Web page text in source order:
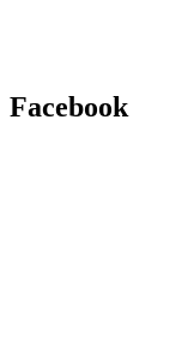
Facebook